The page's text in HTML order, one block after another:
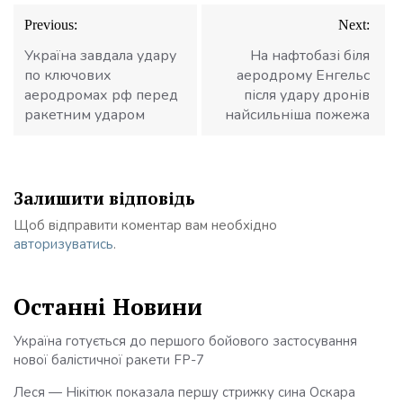
Навігація
записів
Previous:
Україна завдала удару
по ключових
аеродромах рф перед
ракетним ударом
Next:
На нафтобазі біля
аеродрому Енгельс
після удару дронів
найсильніша пожежа
Залишити відповідь
Щоб відправити коментар вам необхідно
авторизуватись.
Останні Новини
Україна готується до першого бойового застосування
нової балістичної ракети FP-7
Леся — Нікітюк показала першу стрижку сина Оскара